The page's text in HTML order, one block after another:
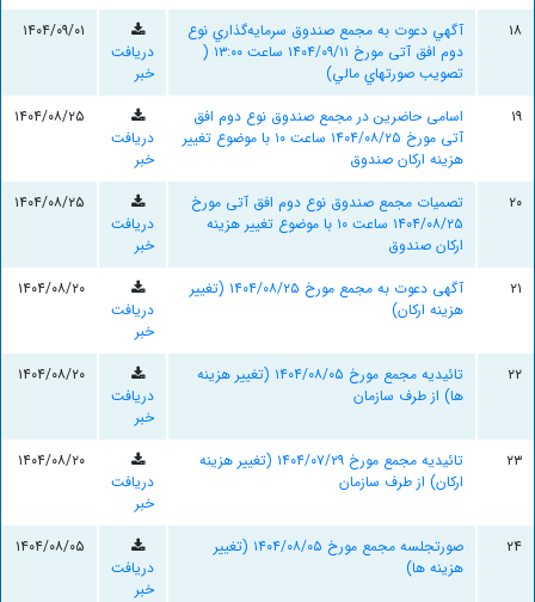
۱۸
آگهي دعوت به مجمع صندوق سرمايه‌گذاري نوع
دوم افق آتی مورخ ۱۴۰۴/۰۹/۱۱ ساعت ۱۳:۰۰ (
تصويب صورتهاي مالي)
دریافت
خبر
۱۴۰۴/۰۹/۰۱
۱۹
اسامی حاضرین در مجمع صندوق نوع دوم افق
آتی مورخ ۱۴۰۴/۰۸/۲۵ ساعت ۱۰ با موضوع تغییر
هزینه ارکان صندوق
دریافت
خبر
۱۴۰۴/۰۸/۲۵
۲۰
تصمیات مجمع صندوق نوع دوم افق آتی مورخ
۱۴۰۴/۰۸/۲۵ ساعت ۱۰ با موضوع تغییر هزینه
ارکان صندوق
دریافت
خبر
۱۴۰۴/۰۸/۲۵
۲۱
آگهی دعوت به مجمع مورخ ۱۴۰۴/۰۸/۲۵ (تغيير
هزینه ارکان)
دریافت
خبر
۱۴۰۴/۰۸/۲۰
۲۲
تائیدیه مجمع مورخ ۱۴۰۴/۰۸/۰۵ (تغيير هزينه
ها) از طرف سازمان
دریافت
خبر
۱۴۰۴/۰۸/۲۰
۲۳
تائیدیه مجمع مورخ ۱۴۰۴/۰۷/۲۹ (تغيير هزينه
ارکان) از طرف سازمان
دریافت
خبر
۱۴۰۴/۰۸/۲۰
۲۴
صورتجلسه مجمع مورخ ۱۴۰۴/۰۸/۰۵ (تغيير
هزينه ها)
دریافت
خبر
۱۴۰۴/۰۸/۰۵